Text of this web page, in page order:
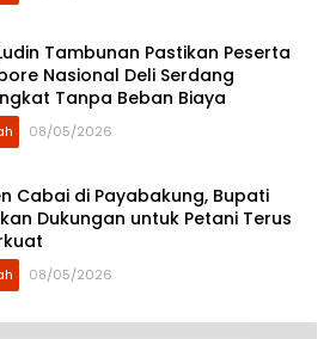
Tambunan Pastikan Peserta
Nasional Deli Serdang
Tanpa Beban Biaya
08/05/2026
Cabai di Payabakung, Bupati
Dukungan untuk Petani Terus
08/05/2026